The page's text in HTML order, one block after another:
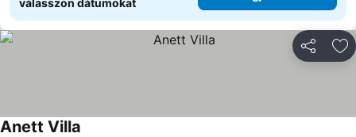
válasszon dátumokat
Anett Villa